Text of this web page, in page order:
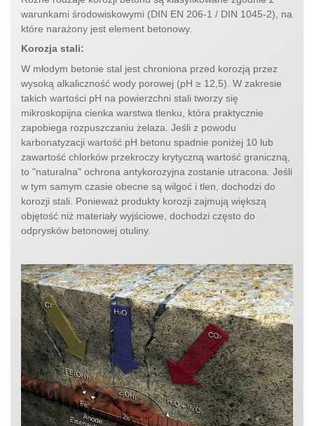
warunkami środowiskowymi (DIN EN 206-1 / DIN 1045-2), na
które narażony jest element betonowy.
Korozja stali:
W młodym betonie stal jest chroniona przed korozją przez
wysoką alkaliczność wody porowej (pH ≥ 12,5). W zakresie
takich wartości pH na powierzchni stali tworzy się
mikroskopijna cienka warstwa tlenku, która praktycznie
zapobiega rozpuszczaniu żelaza. Jeśli z powodu
karbonatyzacji wartość pH betonu spadnie poniżej 10 lub
zawartość chlorków przekroczy krytyczną wartość graniczną,
to "naturalna" ochrona antykorozyjna zostanie utracona. Jeśli
w tym samym czasie obecne są wilgoć i tlen, dochodzi do
korozji stali. Ponieważ produkty korozji zajmują większą
objętość niż materiały wyjściowe, dochodzi często do
odprysków betonowej otuliny.